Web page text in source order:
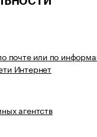
почте или по
Интернет
агентств